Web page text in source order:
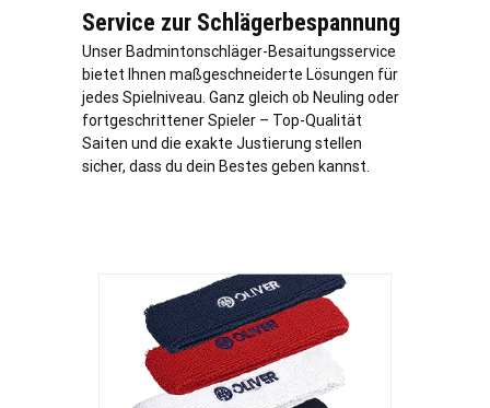
Service zur Schlägerbespannung
Unser Badmintonschläger-Besaitungsservice
bietet Ihnen maßgeschneiderte Lösungen für
jedes Spielniveau. Ganz gleich ob Neuling oder
fortgeschrittener Spieler – Top-Qualität
Saiten und die exakte Justierung stellen
sicher, dass du dein Bestes geben kannst.